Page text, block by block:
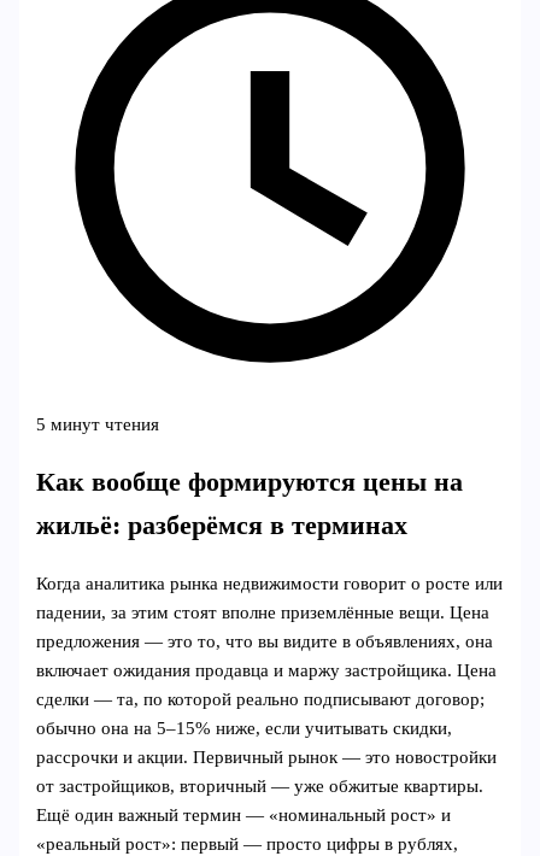
5 минут чтения
Как вообще формируются цены на
жильё: разберёмся в терминах
Когда аналитика рынка недвижимости говорит о росте или
падении, за этим стоят вполне приземлённые вещи. Цена
предложения — это то, что вы видите в объявлениях, она
включает ожидания продавца и маржу застройщика. Цена
сделки — та, по которой реально подписывают договор;
обычно она на 5–15% ниже, если учитывать скидки,
рассрочки и акции. Первичный рынок — это новостройки
от застройщиков, вторичный — уже обжитые квартиры.
Ещё один важный термин — «номинальный рост» и
«реальный рост»: первый — просто цифры в рублях,